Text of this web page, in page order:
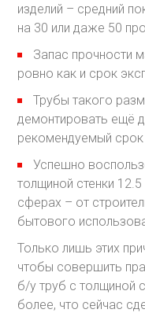
изделий – средний
на 30 или даже 50
Запас прочности
ровно как и срок
Трубы такого
демонтировать ещё
рекомендуемый срок
Успешно
толщиной стенки
сферах – от
бытового
Только лишь этих
чтобы совершить
б/у труб с толщиной
более, что сейчас